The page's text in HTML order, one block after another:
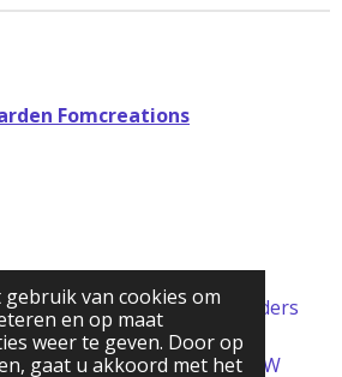
van cookies om
en op maat
weer te geven. Door op
gaat u akkoord met het
Fomcreations
zijn incl BTW (tenzij anders
KvK Utrecht 70316023 . BTW